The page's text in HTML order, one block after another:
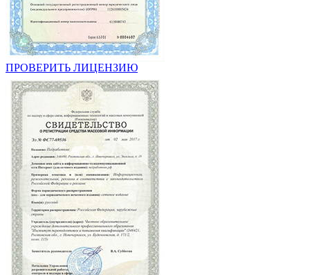
ПРОВЕРИТЬ ЛИЦЕНЗИЮ